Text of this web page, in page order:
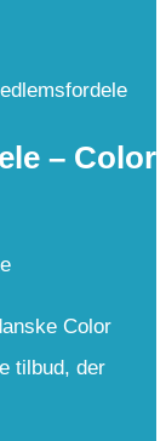
– Color
Color
tilbud, der